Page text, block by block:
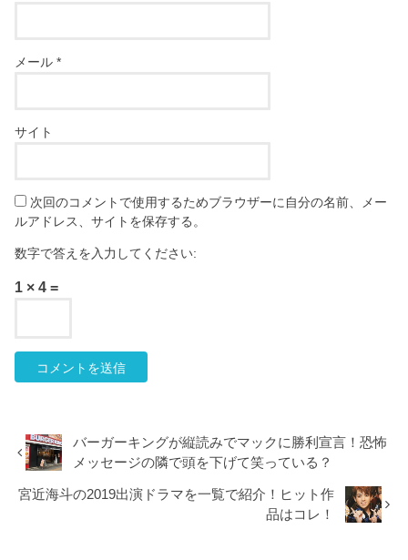
メール*
サイト
次回のコメントで使用するためブラウザーに自分の名前、メー
ルアドレス、サイトを保存する。
数字で答えを入力してください:
1 × 4 =
バーガーキングが縦読みでマックに勝利宣言！恐怖
メッセージの隣で頭を下げて笑っている？
宮近海斗の2019出演ドラマを一覧で紹介！ヒット作
品はコレ！